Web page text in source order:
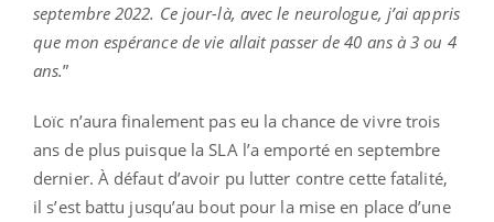
septembre 2022. Ce jour-là, avec le neurologue, j’ai appris
que mon espérance de vie allait passer de 40 ans à 3 ou 4
ans.”
Loïc n’aura finalement pas eu la chance de vivre trois
ans de plus puisque la SLA l’a emporté en septembre
dernier. À défaut d’avoir pu lutter contre cette fatalité,
il s’est battu jusqu’au bout pour la mise en place d’une